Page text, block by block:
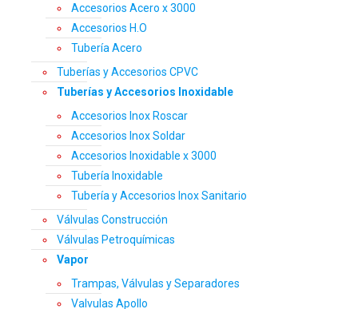
Accesorios Acero x 3000
Accesorios H.O
Tubería Acero
Tuberías y Accesorios CPVC
Tuberías y Accesorios Inoxidable
Accesorios Inox Roscar
Accesorios Inox Soldar
Accesorios Inoxidable x 3000
Tubería Inoxidable
Tubería y Accesorios Inox Sanitario
Válvulas Construcción
Válvulas Petroquímicas
Vapor
Trampas, Válvulas y Separadores
Valvulas Apollo